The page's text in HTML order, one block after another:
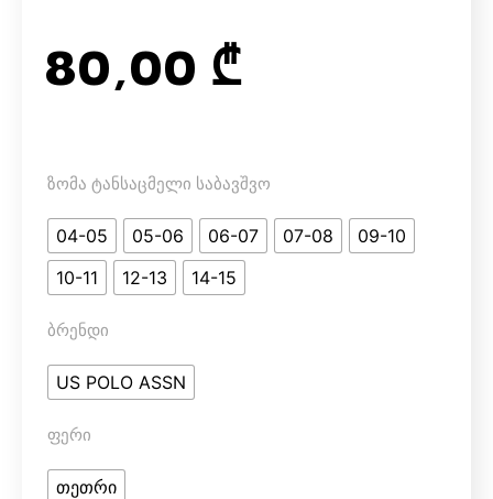
80,00 ₾
ზომა ტანსაცმელი საბავშვო
04-05 05-06 06-07 07-08
09-10
10-11
12-13 14-15
ბრენდი
US POLO ASSN
ფერი
თეთრი